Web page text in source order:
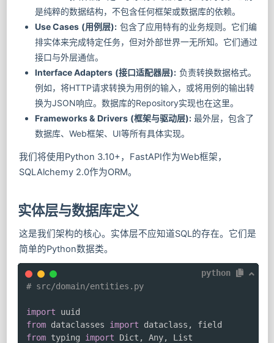
是纯粹的数据结构，不包含任何框架或数据库的依赖。
Use Cases (用例层):包含了应用特有的业务规则。它们编
排实体来完成特定任务，但对外部世界一无所知。它们通过
接口与外层通信。
Interface Adapters (接口适配器层):负责转换数据格式。
例如，将HTTP请求转换为用例的输入，或将用例的输出转
换为JSON响应。数据库的Repository实现也在这里。
Frameworks & Drivers (框架与驱动层):最外层，包含了
数据库、Web框架、UI等所有具体实现。
我们将使用Python 3.10+，FastAPI作为Web框架，
SQLAlchemy 2.0作为ORM。
实体层与数据库定义
这是我们架构的核心。实体层不应知道SQL的存在。它们是
简单的Python数据类。
python
# src/domain/entities.py
import
from dataclasses import dataclass ,
from typing import Dict , Any, List